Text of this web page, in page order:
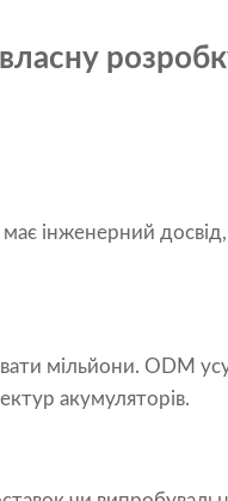
інженерний
мільйони. ODM
акумуляторів.